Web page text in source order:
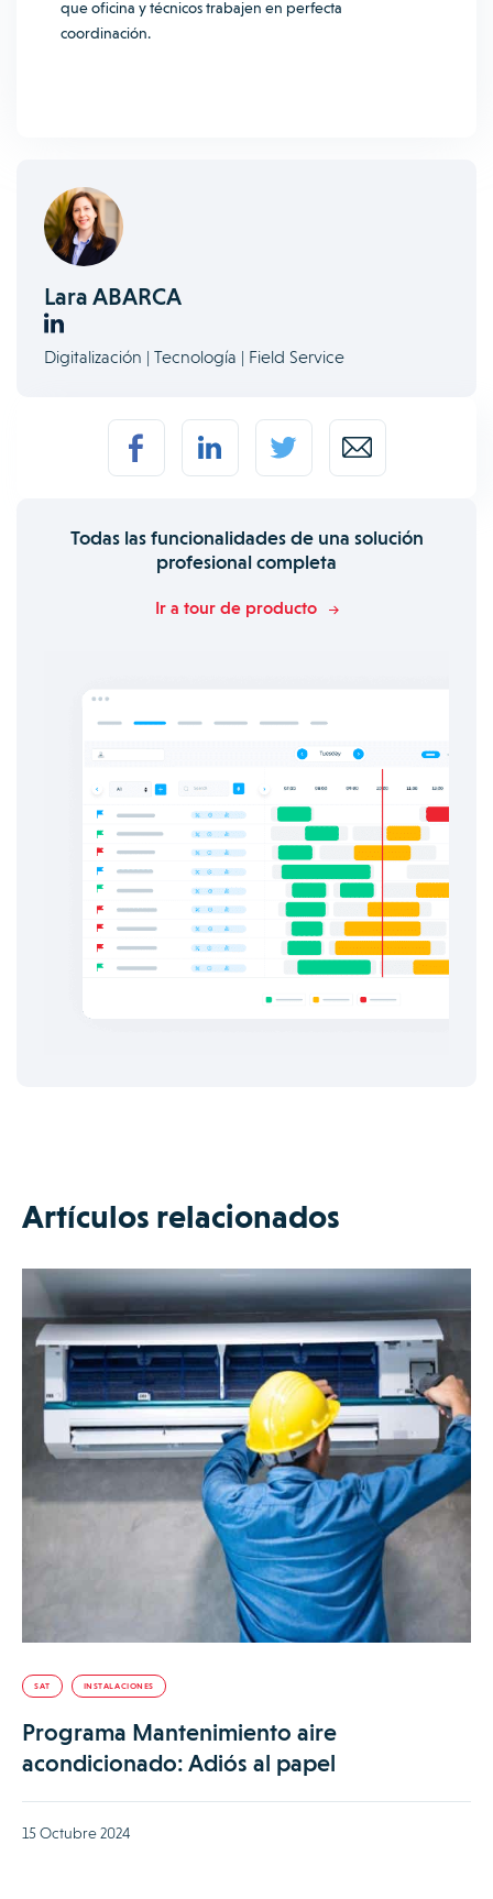
que oficina y técnicos trabajen en perfecta
coordinación.
Lara ABARCA
Digitalización | Tecnología | Field Service
Todas las funcionalidades de una solución
profesional completa
Ir a tour de producto
Artículos relacionados
SAT INSTALACIONES
Programa Mantenimiento aire
acondicionado: Adiós al papel
15 Octubre 2024